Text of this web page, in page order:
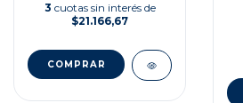
3 cuotas sin interés de
$21.166,67